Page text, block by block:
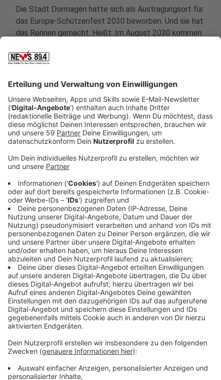
Die Stadt Dormagen hatte sich als Austragungsort für
das Europa-Schützenfest 2030 beworben. Und sie hat
das Rennen gemacht. Heißt: Im August 2030 kommen
Schützenköniginnen aus ganz Europa zusammen und
dafür laufen schon. So hat sich ein Verein gegründet,
der sich um Spenden und Sponsoren kümmert.
Anzeige
"Wir verbinden Menschen"
Anzeige
So lautet das Motto des Europa-Schützenfests in
Dormagen. Eben weil es vor allem um den Austausch
unterschiedlicher Kulturen geht, erklärt Manfred Klein
vom Schützen-Stadtverband Dormagen:
Anzeige